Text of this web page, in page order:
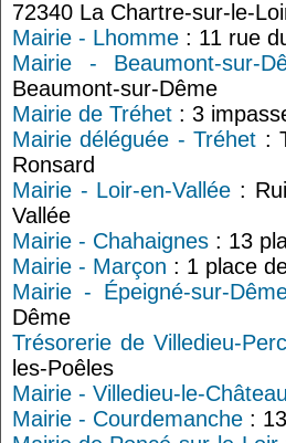
72340 La Chartre-sur-le-
Mairie - Lhomme : 11 rue
Mairie - Beaumont-sur-
Beaumont-sur-Dême
Mairie de Tréhet : 3
Mairie déléguée - Tréhet :
Ronsard
Mairie - Loir-en-Vallée :
Vallée
Mairie - Chahaignes : 13
Mairie - Marçon : 1 place
Mairie - Épeigné-sur-
Dême
Trésorerie de Villedieu-
les-Poêles
Mairie - Villedieu-le-Château
Mairie - Courdemanche :